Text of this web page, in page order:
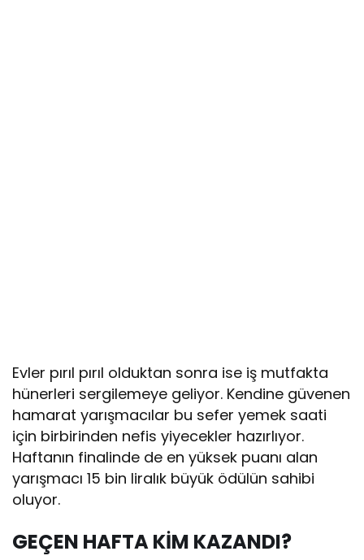
Evler pırıl pırıl olduktan sonra ise iş mutfakta
hünerleri sergilemeye geliyor. Kendine güvenen
hamarat yarışmacılar bu sefer yemek saati
için birbirinden nefis yiyecekler hazırlıyor.
Haftanın finalinde de en yüksek puanı alan
yarışmacı 15 bin liralık büyük ödülün sahibi
oluyor.
GEÇEN HAFTA KİM KAZANDI?